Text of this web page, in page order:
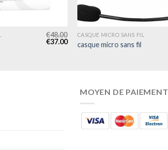
€48.00
€37.00
CASQUE MICRO SANS FIL
casque micro sans fil
MOYEN DE PAIEMENT